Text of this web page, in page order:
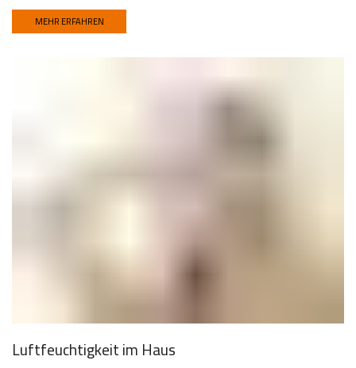
MEHR ERFAHREN
Luftfeuchtigkeit im Haus